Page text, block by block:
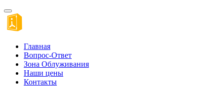
Главная
Вопрос-Ответ
Зона Облуживания
Наши цены
Контакты